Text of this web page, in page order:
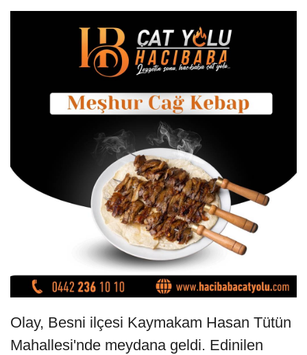
Olay, Besni ilçesi Kaymakam Hasan Tütün
Mahallesi'nde meydana geldi. Edinilen